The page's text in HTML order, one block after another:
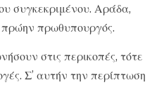
συγκεκριμένου. Αράδα,
πρωθυπουργός.
στις περικοπές, τότε
Σ’ αυτήν την περίπτωση